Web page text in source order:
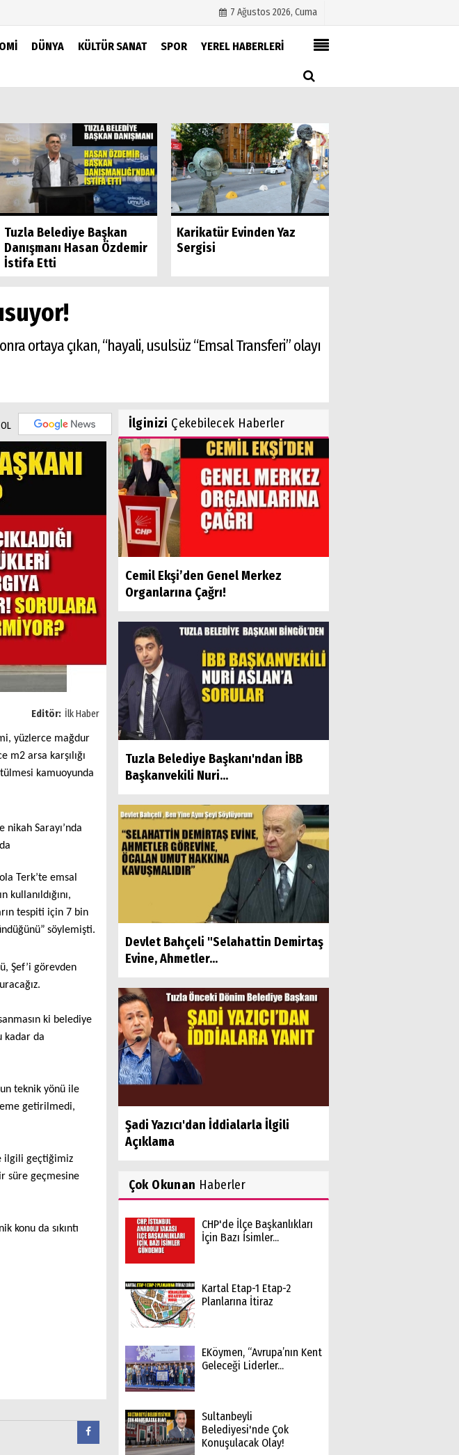
7 Ağustos 2026, Cuma
DÜNYA KÜLTÜR SANAT SPOR YEREL HABERLERİ
Köşe Yazarları
Foto Galeri
Künye
Çerez Politikası
Gizlilik İlkeleri
Tuzla Belediye Başkan
Danışmanı Hasan Özdemir
İstifa Etti
Karikatür Evinden Yaz
Sergisi
ortaya çıkan, “hayali, usulsüz “Emsal Transferi” olayı
Editör: İlk Haber
yüzlerce mağdur
arsa karşılığı
kamuoyunda
nikah Sarayı’nda
Terk’te emsal
kullanıldığını,
tespiti için 7 bin
söylemişti.
Şef’i görevden
ki belediye
kadar da
teknik yönü ile
getirilmedi,
ilgili geçtiğimiz
süre geçmesine
konu da sıkıntı
İlginizi Çekebilecek Haberler
Cemil Ekşi’den Genel Merkez
Organlarına Çağrı!
Tuzla Belediye Başkanı'ndan İBB
Başkanvekili Nuri...
Devlet Bahçeli "Selahattin Demirtaş
Evine, Ahmetler...
Şadi Yazıcı'dan İddialarla İlgili
Açıklama
Çok Okunan Haberler
CHP'de İlçe Başkanlıkları
İçin Bazı İsimler...
Kartal Etap-1 Etap-2
Planlarına İtiraz
EKöymen, “Avrupa’nın Kent
Geleceği Liderler...
Sultanbeyli
Belediyesi'nde Çok
Konuşulacak Olay!